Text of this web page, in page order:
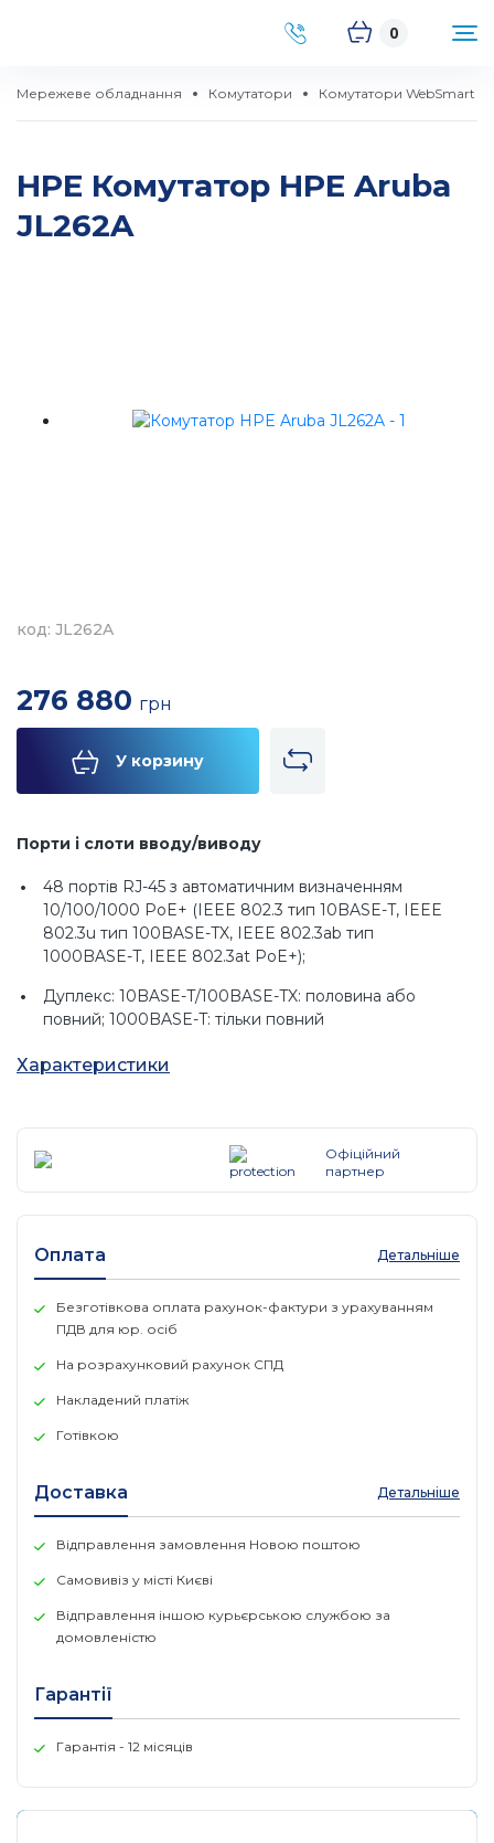
0
Мережеве обладнання Комутатори Комутатори WebSmart
HPE Комутатор HPE Aruba
JL262A
код: JL262A
276 880 грн
У корзину
Порти і слоти вводу/виводу
48 портів RJ-45 з автоматичним визначенням
10/100/1000 PoE+ (IEEE 802.3 тип 10BASE-T, IEEE
802.3u тип 100BASE-TX, IEEE 802.3ab тип
1000BASE-T, IEEE 802.3at PoE+);
Дуплекс: 10BASE-T/100BASE-TX: половина або
повний; 1000BASE-T: тільки повний
4 порти SFP 1GbE; без PHY
Двоядерний ARM Cortex A9 @ 1016 МГц
7.875 МБ вихідний
Розміри
(В) 4.39 см x (Ш) 44.25 см x (Г) 30.42 см
(1,73" x 17,42" x 11,98") (висота 1U)
Пропускна здатність: до 77,4 Мбіт/с
Комутаційна здатність: 104 Гбіт/с
Екологічність
Від 32 ° F до 113 ° F (від 0 ° C до 45 ° C); до 5000
Робоча відносна вологість:
Характеристики
Офіційний
партнер
Оплата Детальніше
Безготівкова оплата рахунок-фактури з урахуванням
ПДВ для юр. осіб
На розрахунковий рахунок СПД
Накладений платіж
Готівкою
Доставка Детальніше
Відправлення замовлення Новою поштою
Самовивіз у місті Києві
Відправлення іншою курьєрською службою за
домовленістю
Гарантії
Гарантія - 12 місяців